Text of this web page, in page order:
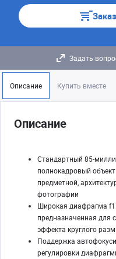
Задать
Описание Купить вместе
Описание
Стандартный 85-
полнокадровый
предметной,
фотографии
Широкая диафрагма
предназначенная для
эффекта круглого
Поддержка
регулировки